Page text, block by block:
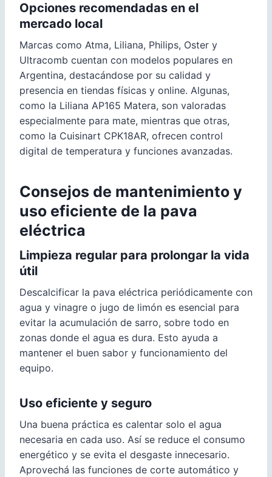
Opciones recomendadas en el
mercado local
Marcas como Atma, Liliana, Philips, Oster y
Ultracomb cuentan con modelos populares en
Argentina, destacándose por su calidad y
presencia en tiendas físicas y online. Algunas,
como la Liliana AP165 Matera, son valoradas
especialmente para mate, mientras que otras,
como la Cuisinart CPK18AR, ofrecen control
digital de temperatura y funciones avanzadas.
Consejos de mantenimiento y
uso eficiente de la pava
eléctrica
Limpieza regular para prolongar la vida
útil
Descalcificar la pava eléctrica periódicamente con
agua y vinagre o jugo de limón es esencial para
evitar la acumulación de sarro, sobre todo en
zonas donde el agua es dura. Esto ayuda a
mantener el buen sabor y funcionamiento del
equipo.
Uso eficiente y seguro
Una buena práctica es calentar solo el agua
necesaria en cada uso. Así se reduce el consumo
energético y se evita el desgaste innecesario.
Aprovechá las funciones de corte automático y